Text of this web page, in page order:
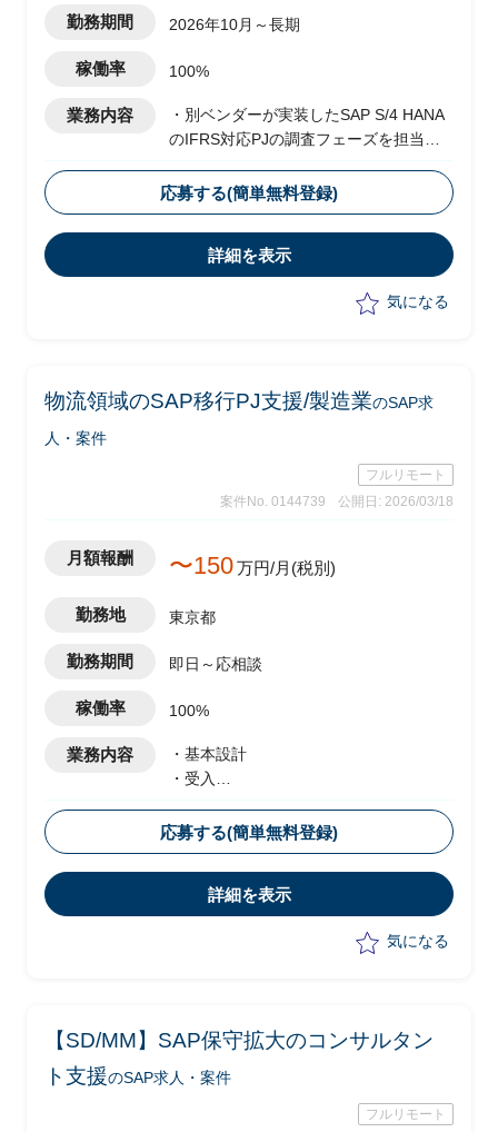
勤務期間 2026年10月～長期
稼働率 100%
業務内容
・別ベンダーが実装したSAP S/4 HANA
のIFRS対応PJの調査フェーズを担当
改善方針提案までを推進
・調査フェーズは2026年10月～12月を
予定、その後2027年1月以降に実現化フ
ェーズへ移行予定
に、現状のIFRS対応の設計・実装面の問
応募する(簡単無料登録)
詳細を表示
気になる
物流領域のSAP移行PJ支援/製造業のSAP求
人・案件
フルリモート
案件No. 0144739
公開日: 2026/03/18
月額報酬 〜150万円/月(税別)
勤務地 東京都
勤務期間 即日～応相談
稼働率 100%
業務内容
・基本設計
・受入
・移行設計
応募する(簡単無料登録)
詳細を表示
気になる
【SD/MM】SAP保守拡大のコンサルタン
ト支援のSAP求人・案件
フルリモート